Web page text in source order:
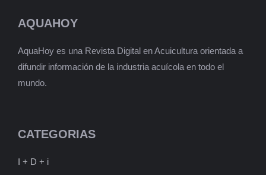
AQUAHOY
AquaHoy es una Revista Digital en Acuicultura orientada a
difundir información de la industria acuícola en todo el
mundo.
CATEGORIAS
I + D + i